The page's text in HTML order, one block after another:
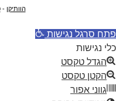
הוותיקן -
פתח סרגל נגישות
כלי נגישות
הגדל טקסט
הקטן טקסט
גווני אפור